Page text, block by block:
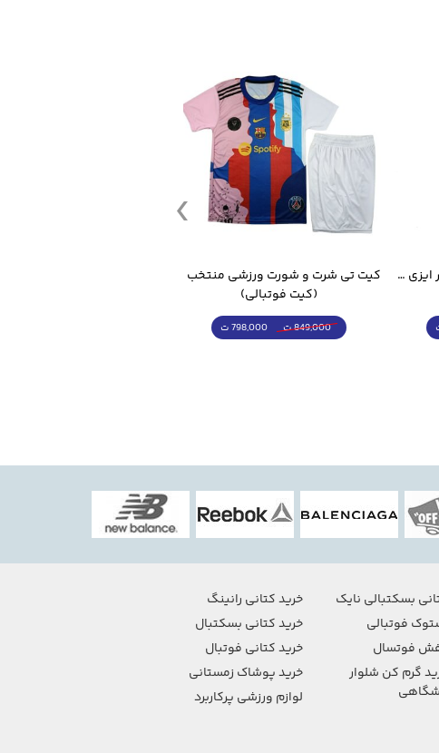
قمقمه ورزشی جاگ واتر 2.2 لیتر ایزی فیت
(کیت فوتبالی)
849,000 ت 798,000 ت
بسکتبالی نایک
فوتبالی
فوتسال
گرم کن شلوار
خرید کتانی رانینگ
خرید کتانی بسکتبال
خرید کتانی فوتبال
خرید پوشاک زمستانی
لوازم ورزشی پرکاربرد